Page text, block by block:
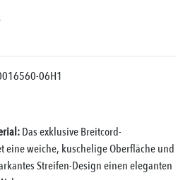
06H1
Das exklusive Breitcord-
eine weiche, kuschelige Oberfläche und
Streifen-Design einen eleganten